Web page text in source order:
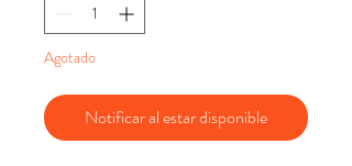
Agotado
Notificar al estar disponible